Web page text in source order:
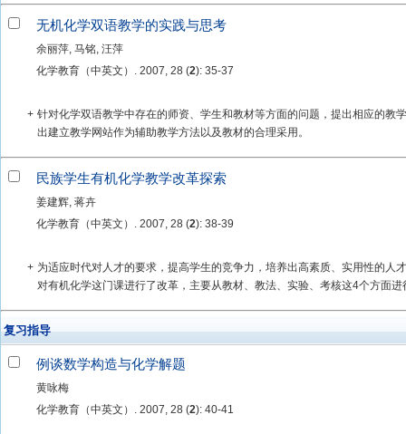
无机化学双语教学的实践与思考
余丽萍, 马铭, 汪萍
化学教育（中英文）. 2007, 28 (2): 35-37
+ 针对化学双语教学中存在的师资、学生和教材等方面的问题，提出相应的教
出建立教学网站作为辅助教学方法以及教材的合理采用。
民族学生有机化学教学改革探索
姜建辉, 蒋卉
化学教育（中英文）. 2007, 28 (2): 38-39
+ 为适应时代对人才的要求，提高学生的竞争力，培养出高素质、实用性的人
对有机化学这门课进行了改革，主要从教材、教法、实验、考核这4个方面
复习指导
例谈数学构造与化学解题
黄咏梅
化学教育（中英文）. 2007, 28 (2): 40-41